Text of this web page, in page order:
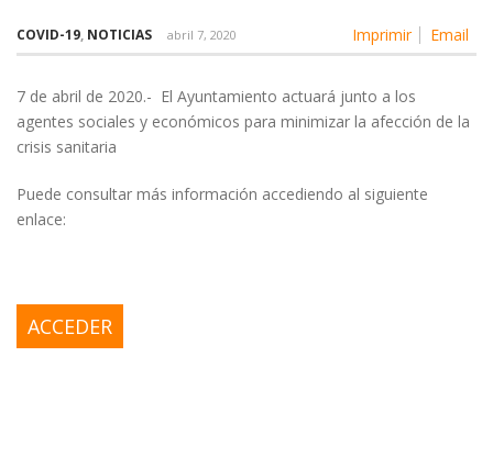
Imprimir Email
COVID-19, NOTICIAS abril 7, 2020
7 de abril de 2020.- El Ayuntamiento actuará junto a los
agentes sociales y económicos para minimizar la afección de la
crisis sanitaria
Puede consultar más información accediendo al siguiente
enlace:
ACCEDER